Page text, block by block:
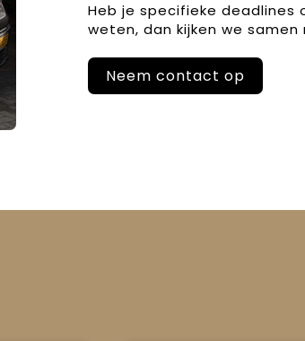
Heb je specifieke
weten, dan kijken we
Neem contact op